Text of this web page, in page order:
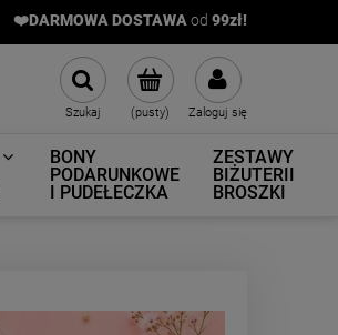
❤️DARMOWA DOSTAWA od 99zł!
(pusty) Zaloguj się
Szukaj
BONY
PODARUNKOWE
I PUDEŁECZKA
ZESTAWY
BIŻUTERII
BROSZKI